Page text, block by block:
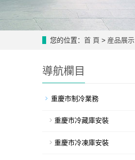
您的位置： 首 頁 > 産品展示
導航欄目
重慶市制冷業務
重慶市冷藏庫安裝
重慶市冷凍庫安裝